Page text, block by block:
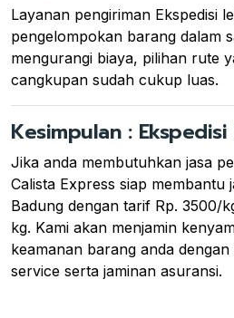
Layanan pengiriman Ekspedisi
pengelompokan barang dalam
mengurangi biaya, pilihan rute
cangkupan sudah cukup luas.
Kesimpulan :
Jika anda membutuhkan jasa
Calista Express siap membantu
Badung dengan tarif Rp. 3500/
kg. Kami akan menjamin
keamanan barang anda
service serta jaminan asuransi.